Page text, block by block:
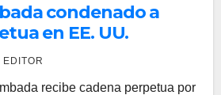
condenado a
en EE. UU.
EDITOR
recibe cadena perpetua por